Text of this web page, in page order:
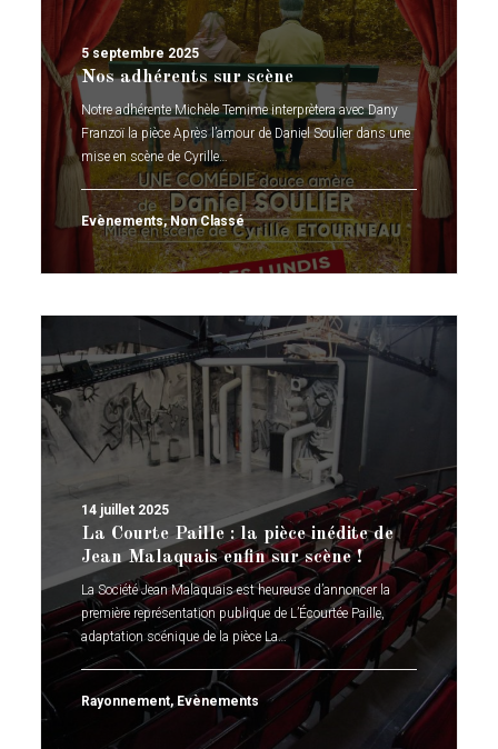
5 septembre 2025
Nos adhérents sur scène
Notre adhérente Michèle Temime interprètera avec Dany
Franzoï la pièce Après l’amour de Daniel Soulier dans une
mise en scène de Cyrille…
Evènements, Non Classé
14 juillet 2025
La Courte Paille : la pièce inédite de
Jean Malaquais enfin sur scène !
La Société Jean Malaquais est heureuse d’annoncer la
première représentation publique de L’Écourtée Paille,
adaptation scénique de la pièce La…
Rayonnement, Evènements